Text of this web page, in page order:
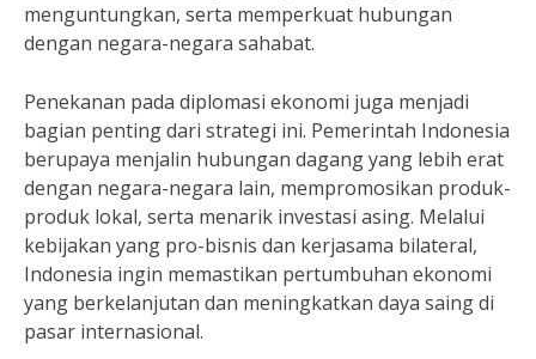
menguntungkan, serta memperkuat hubungan
dengan negara-negara sahabat.
Penekanan pada diplomasi ekonomi juga menjadi
bagian penting dari strategi ini. Pemerintah Indonesia
berupaya menjalin hubungan dagang yang lebih erat
dengan negara-negara lain, mempromosikan produk-
produk lokal, serta menarik investasi asing. Melalui
kebijakan yang pro-bisnis dan kerjasama bilateral,
Indonesia ingin memastikan pertumbuhan ekonomi
yang berkelanjutan dan meningkatkan daya saing di
pasar internasional.